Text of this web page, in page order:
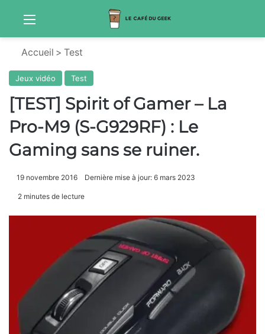
Accueil > Test
Jeux vidéo Test
[TEST] Spirit of Gamer – La
Pro-M9 (S-G929RF) : Le
Gaming sans se ruiner.
19 novembre 2016 Dernière mise à jour: 6 mars 2023
2 minutes de lecture